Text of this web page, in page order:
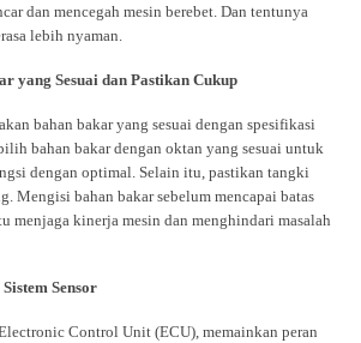
dan mencegah mesin berebet. Dan tentunya
lebih nyaman.
yang Sesuai dan Pastikan Cukup
bahan bakar yang sesuai dengan spesifikasi
bahan bakar dengan oktan yang sesuai untuk
dengan optimal. Selain itu, pastikan tangki
Mengisi bahan bakar sebelum mencapai batas
menjaga kinerja mesin dan menghindari masalah
Sensor
Control Unit (ECU), memainkan peran